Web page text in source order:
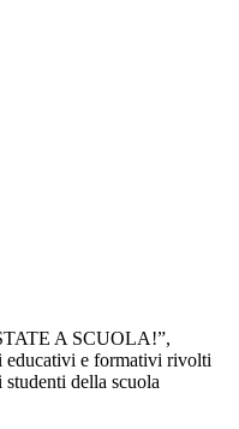
A SCUOLA!”,
educativi e formativi rivolti
della scuola